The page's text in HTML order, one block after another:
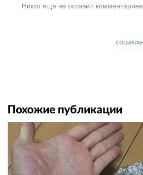
Никто ещё не оставил
Похожие публикации